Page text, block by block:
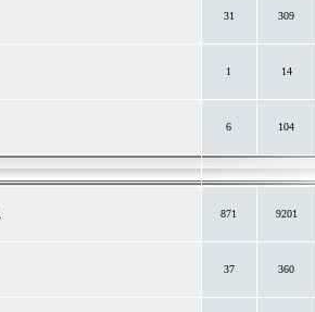
31 309
1 14
6 104
871 9201
37 360